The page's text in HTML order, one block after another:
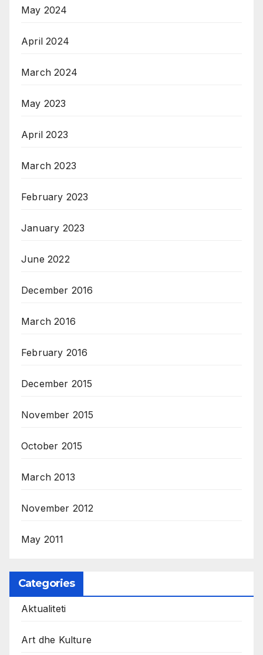
May 2024
April 2024
March 2024
May 2023
April 2023
March 2023
February 2023
January 2023
June 2022
December 2016
March 2016
February 2016
December 2015
November 2015
October 2015
March 2013
November 2012
May 2011
Categories
Aktualiteti
Art dhe Kulture